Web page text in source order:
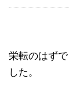
栄転のはず
した。